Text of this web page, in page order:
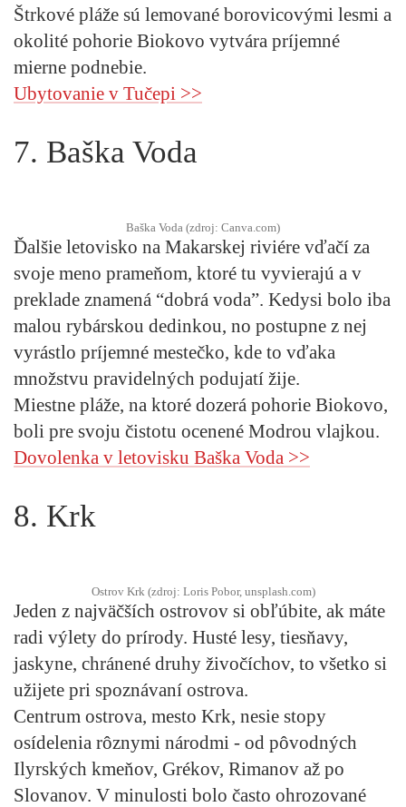
Štrkové pláže sú lemované borovicovými lesmi a
okolité pohorie Biokovo vytvára príjemné
mierne podnebie.
Ubytovanie v Tučepi >>
7. Baška Voda
Baška Voda (zdroj: Canva.com)
Ďalšie letovisko na Makarskej riviére vďačí za
svoje meno prameňom, ktoré tu vyvierajú a v
preklade znamená “dobrá voda”. Kedysi bolo iba
malou rybárskou dedinkou, no postupne z nej
vyrástlo príjemné mestečko, kde to vďaka
množstvu pravidelných podujatí žije.
Miestne pláže, na ktoré dozerá pohorie Biokovo,
boli pre svoju čistotu ocenené Modrou vlajkou.
Dovolenka v letovisku Baška Voda >>
8. Krk
Ostrov Krk (zdroj: Loris Pobor, unsplash.com)
Jeden z najväčších ostrovov si obľúbite, ak máte
radi výlety do prírody. Husté lesy, tiesňavy,
jaskyne, chránené druhy živočíchov, to všetko si
užijete pri spoznávaní ostrova.
Centrum ostrova, mesto Krk, nesie stopy
osídelenia rôznymi národmi - od pôvodných
Ilyrských kmeňov, Grékov, Rimanov až po
Slovanov. V minulosti bolo často ohrozované